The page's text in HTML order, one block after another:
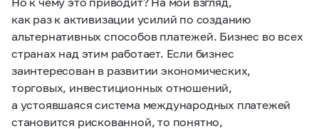
как раз к активизации усилий по созданию
альтернативных способов платежей. Бизнес во всех
странах над этим работает. Если бизнес
заинтересован в развитии экономических,
торговых, инвестиционных отношений,
а устоявшаяся система международных платежей
становится рискованной, то понятно,